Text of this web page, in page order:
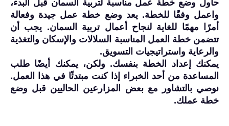
واعمل وفقًا للخطة. يعد وضع خطة عمل جيدة وفعالة
أمرًا مهمًا للغاية لنجاح أعمال تربية السمان. يجب أن
تتضمن خطة العمل المناسبة السلالات والإسكان والتغذية
والرعاية واستراتيجيات التسويق.
يمكنك إعداد الخطة بنفسك. ولكن، يمكنك أيضًا طلب
المساعدة من أحد الخبراء إذا كنت مبتدئًا في هذا العمل.
نوصي بالتشاور مع بعض المزارعين الحاليين قبل وضع
خطة عملك.